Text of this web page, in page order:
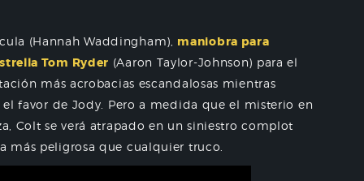
(Hannah Waddingham), maniobra para
Tom Ryder (Aaron Taylor-Johnson) para el
más acrobacias escandalosas mientras
favor de Jody. Pero a medida que el misterio en
Colt se verá atrapado en un siniestro complot
peligrosa que cualquier truco.